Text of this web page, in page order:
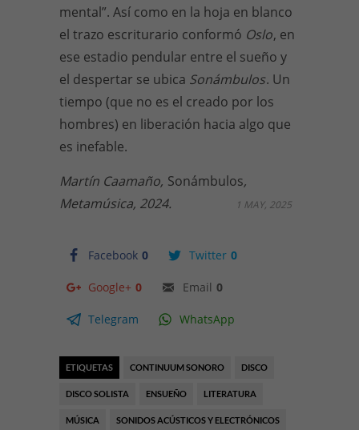
mental”. Así como en la hoja en blanco
el trazo escriturario conformó Oslo, en
ese estadio pendular entre el sueño y
el despertar se ubica Sonámbulos. Un
tiempo (que no es el creado por los
hombres) en liberación hacia algo que
es inefable.
Martín Caamaño, Sonámbulos,
Metamúsica, 2024.
Facebook 0 Twitter 0
Google+ 0 Email 0
Telegram WhatsApp
1 MAY, 2025
ETIQUETAS CONTINUUM SONORO DISCO
DISCO SOLISTA ENSUEÑO LITERATURA
MÚSICA SONIDOS ACÚSTICOS Y ELECTRÓNICOS